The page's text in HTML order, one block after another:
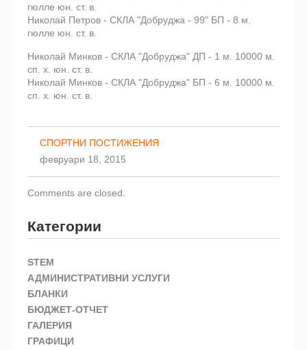
гюлле юн. ст. в.
Николай Петров - СКЛА "Добруджа - 99" БП - 8 м.
гюлле юн. ст. в.
Николай Минков - СКЛА "Добруджа" ДП - 1 м. 10000 м.
сп. х. юн. ст. в.
Николай Минков - СКЛА "Добруджа" БП - 6 м. 10000 м.
сп. х. юн. ст. в.
СПОРТНИ ПОСТИЖЕНИЯ
февруари 18, 2015
Comments are closed.
Категории
STEM
АДМИНИСТРАТИВНИ УСЛУГИ
БЛАНКИ
БЮДЖЕТ-ОТЧЕТ
ГАЛЕРИЯ
ГРАФИЦИ